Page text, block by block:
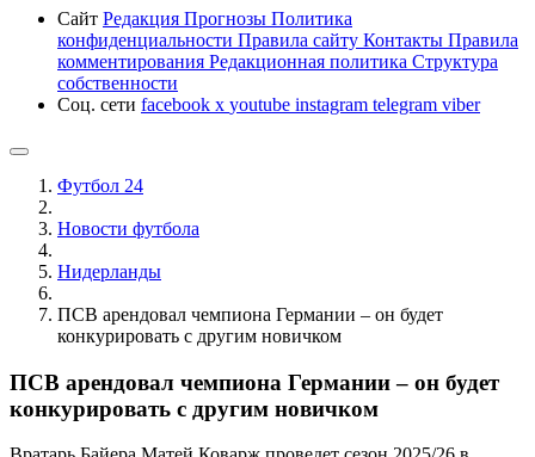
Сайт Редакция Прогнозы Политика
конфиденциальности Правила сайту Контакты Правила
комментирования Редакционная политика Структура
собственности
Соц. сети facebook x youtube instagram telegram viber
Футбол 24
Новости футбола
Нидерланды
ПСВ арендовал чемпиона Германии – он будет
конкурировать с другим новичком
ПСВ арендовал чемпиона Германии – он будет
конкурировать с другим новичком